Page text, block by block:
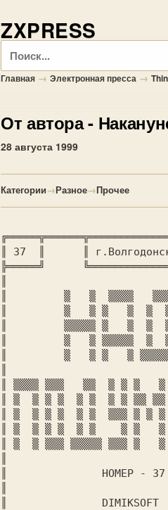
ZXPRESS
Поиск
Главная → Электронная пресса →
От автора-
28 августа 1999
Категории→Разное→Прочее
37
╠═════╝
▒   ▒  ▒▒▒▒
▒   ▒ ▒   ▒
▒▒▒▒▒ ▒   ▒
▒   ▒ ▒▒▒▒▒
▒   ▒ ▒   ▒
▒▒▒▒ ▒▒▒   ▒▒  ▒ ▒ ▒
▒  ▒ ▒ ▒  ▒ ▒  ▒ ▒ ▒▒
▒  ▒ ▒ ▒  ▒ ▒  ▒▒▒ ▒ ▒
▒  ▒ ▒ ▒  ▒ ▒    ▒ ▒   ▒
▒  ▒ ▒▒▒ ▒▒▒▒▒ ▒▒▒ ▒
  НОМЕР - 37
DIMIKSOFT